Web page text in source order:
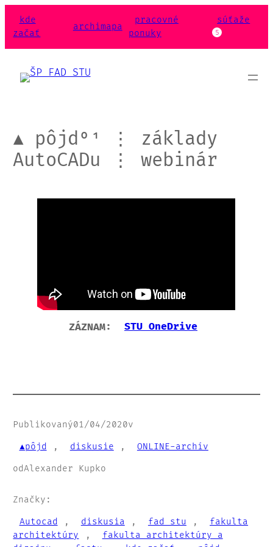
kde
začať
archimapa
pracovné
ponuky
súťaže
5
▲ pôjd⁰¹ ⋮ základy
AutoCADu ⋮ webinár
ZÁZNAM: STU OneDrive
Publikovaný01/04/2020v
▲pôjd , diskusie , ONLINE-archív
odAlexander Kupko
Značky:
Autocad , diskusia , fad stu ,
fakulta
architektúry
,
fakulta architektúry a